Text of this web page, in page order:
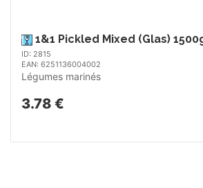
1&1 Pickled Mixed (Glas)
ID: 2815
EAN: 6251136004002
Légumes marinés
3.78 €